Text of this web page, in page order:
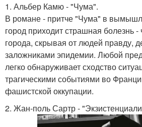
1. Альбер Камю - "Чума".
В романе - притче "Чума" в
город приходит страшная болезнь
города, скрывая от людей правду,
заложниками эпидемии. Любой
легко обнаруживает сходство
трагическими событиями во
фашистской оккупации.
2. Жан-поль Сартр -